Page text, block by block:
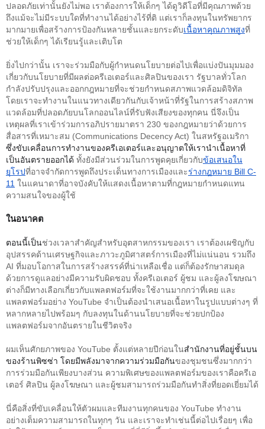
ปลอดภัยเท่านั้นยังไม่พอ เราต้องการให้เด็กๆ ได้ดูวิดีโอที่มีคุณภาพด้วย
ถึงแม้จะไม่มีระบบใดที่ทำงานได้อย่างไร้ที่ติ แต่เราก็ลงทุนในทรัพยากร
มากมายเพื่อสร้างการป้องกันหลายชั้นและยกระดับเนื้อหาคุณภาพสูงที่
ช่วยให้เด็กๆ ได้เรียนรู้และเติบโต
ยิ่งไปกว่านั้น เราจะร่วมมือกับผู้กำหนดนโยบายต่อไปเพื่อแบ่งปันมุมมอง
เกี่ยวกับนโยบายที่มีผลต่อครีเอเตอร์และศิลปินของเรา รัฐบาลทั่วโลก
กำลังปรับปรุงและออกกฎหมายที่จะช่วยกำหนดสภาพแวดล้อมดิจิทัล
โดยเราจะทำงานในแนวทางเดียวกันกับเจ้าหน้าที่รัฐในการสร้างสภาพ
แวดล้อมที่ปลอดภัยบนโลกออนไลน์ที่รับฟังเสียงของทุกคน นี่จึงเป็น
เหตุผลที่เราเข้าร่วมการอภิปรายมาตรา 230 ของกฎหมายว่าด้วยการ
ซึ่งขับเคลื่อนการทำงานของครีเอเตอร์และอนุญาตให้เรานำเนื้อหาที่
เป็นอันตรายออกได้ ทั้งยังมีส่วนร่วมในการพูดคุยเกี่ยวกับข้อเสนอใน
ยุโรปที่อาจจำกัดการพูดถึงประเด็นทางการเมืองและร่างกฎหมาย Bill C-
11 ในแคนาดาที่อาจบังคับให้แสดงเนื้อหาตามที่กฎหมายกำหนดแทน
ความสนใจของผู้ใช้
ในอนาคต
ตอนนี้เป็นช่วงเวลาสำคัญสำหรับอุตสาหกรรมของเรา เราต้องเผชิญกับ
อุปสรรคด้านเศรษฐกิจและภาวะภูมิศาสตร์การเมืองที่ไม่แน่นอน รวมถึง
AI ที่มอบโอกาสในการสร้างสรรค์ที่น่าเหลือเชื่อ แต่ก็ต้องรักษาสมดุล
ด้วยการดูแลอย่างมีความรับผิดชอบ ทั้งครีเอเตอร์ ผู้ชม และผู้ลงโฆษณา
ต่างก็มีทางเลือกเกี่ยวกับแพลตฟอร์มที่จะใช้งานมากกว่าที่เคย และ
แพลตฟอร์มอย่าง YouTube จำเป็นต้องนำเสนอเนื้อหาในรูปแบบต่างๆ ที่
หลากหลายไปพร้อมๆ กับลงทุนในด้านนโยบายที่จะช่วยปกป้อง
แพลตฟอร์มจากอันตรายในชีวิตจริง
ผมเห็นศักยภาพของ YouTube ตั้งแต่หลายปีก่อนในสำนักงานที่อยู่ชั้นบน
ของร้านพิซซ่า โดยมีพลังมาจากความร่วมมือกันของชุมชนซึ่งมากกว่า
การร่วมมือกันเพียงบางส่วน ความพิเศษของแพลตฟอร์มของเราคือครีเอ
นี่คือสิ่งที่ขับเคลื่อนให้ตัวผมและทีมงานทุกคนของ YouTube ทำงาน
อย่างเต็มความสามารถในทุกๆ วัน และเราจะทำเช่นนี้ต่อไปเรื่อยๆ เพื่อ